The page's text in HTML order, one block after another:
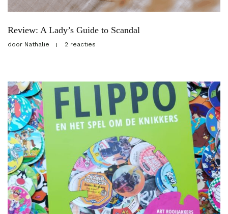
Review: A Lady’s Guide to Scandal
door Nathalie 2 reacties